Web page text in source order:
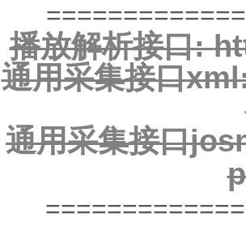
播放解析接口:
通用采集接口
通用采集接口